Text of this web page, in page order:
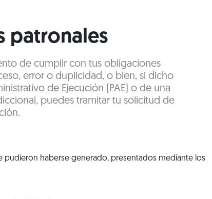
patronales
de cumplir con tus obligaciones
error o duplicidad, o bien, si dicho
de Ejecución (PAE) o de una
puedes tramitar tu solicitud de
pudieron haberse generado, presentados mediante los